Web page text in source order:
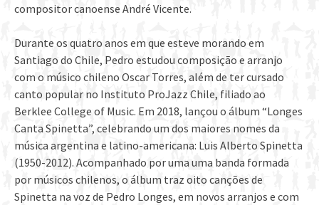
compositor canoense André Vicente.
Durante os quatro anos em que esteve morando em
Santiago do Chile, Pedro estudou composição e arranjo
com o músico chileno Oscar Torres, além de ter cursado
canto popular no Instituto ProJazz Chile, filiado ao
Berklee College of Music. Em 2018, lançou o álbum “Longes
Canta Spinetta”, celebrando um dos maiores nomes da
música argentina e latino-americana: Luis Alberto Spinetta
(1950-2012). Acompanhado por uma uma banda formada
por músicos chilenos, o álbum traz oito canções de
Spinetta na voz de Pedro Longes, em novos arranjos e com